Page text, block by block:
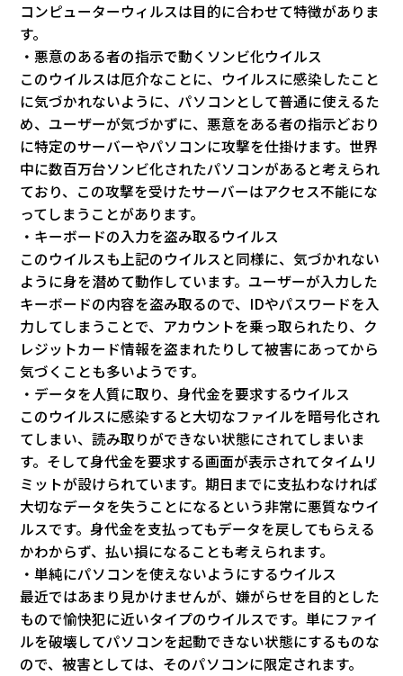
コンピューターウィルスは目的に合わせて特徴がありま
す。
・悪意のある者の指示で動くソンビ化ウイルス
このウイルスは厄介なことに、ウイルスに感染したこと
に気づかれないように、パソコンとして普通に使えるた
め、ユーザーが気づかずに、悪意をある者の指示どおり
に特定のサーバーやパソコンに攻撃を仕掛けます。世界
中に数百万台ソンビ化されたパソコンがあると考えられ
ており、この攻撃を受けたサーバーはアクセス不能にな
ってしまうことがあります。
・キーボードの入力を盗み取るウイルス
このウイルスも上記のウイルスと同様に、気づかれない
ように身を潜めて動作しています。ユーザーが入力した
キーボードの内容を盗み取るので、IDやパスワードを入
力してしまうことで、アカウントを乗っ取られたり、ク
レジットカード情報を盗まれたりして被害にあってから
気づくことも多いようです。
・データを人質に取り、身代金を要求するウイルス
このウイルスに感染すると大切なファイルを暗号化され
てしまい、読み取りができない状態にされてしまいま
す。そして身代金を要求する画面が表示されてタイムリ
ミットが設けられています。期日までに支払わなければ
大切なデータを失うことになるという非常に悪質なウイ
ルスです。身代金を支払ってもデータを戻してもらえる
かわからず、払い損になることも考えられます。
・単純にパソコンを使えないようにするウイルス
最近ではあまり見かけませんが、嫌がらせを目的とした
もので愉快犯に近いタイプのウイルスです。単にファイ
ルを破壊してパソコンを起動できない状態にするものな
ので、被害としては、そのパソコンに限定されます。